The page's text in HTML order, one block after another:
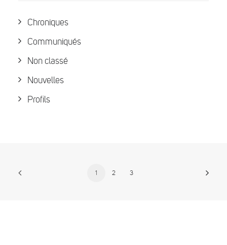
Chroniques
Communiqués
Non classé
Nouvelles
Profils
1 2 3